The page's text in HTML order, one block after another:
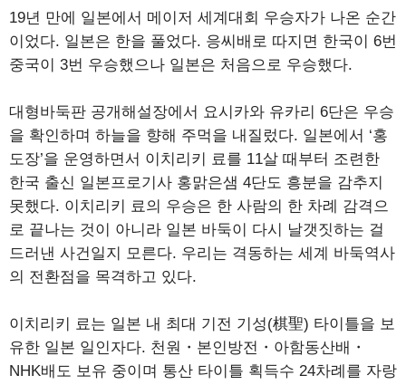
19년 만에 일본에서 메이저 세계대회 우승자가 나온 순간
이었다. 일본은 한을 풀었다. 응씨배로 따지면 한국이 6번
중국이 3번 우승했으나 일본은 처음으로 우승했다.
대형바둑판 공개해설장에서 요시카와 유카리 6단은 우승
을 확인하며 하늘을 향해 주먹을 내질렀다. 일본에서 ‘홍
도장’을 운영하면서 이치리키 료를 11살 때부터 조련한
한국 출신 일본프로기사 홍맑은샘 4단도 흥분을 감추지
못했다. 이치리키 료의 우승은 한 사람의 한 차례 감격으
로 끝나는 것이 아니라 일본 바둑이 다시 날갯짓하는 걸
드러낸 사건일지 모른다. 우리는 격동하는 세계 바둑역사
의 전환점을 목격하고 있다.
이치리키 료는 일본 내 최대 기전 기성(棋聖) 타이틀을 보
유한 일본 일인자다. 천원・본인방전・아함동산배・
NHK배도 보유 중이며 통산 타이틀 획득수 24차례를 자랑